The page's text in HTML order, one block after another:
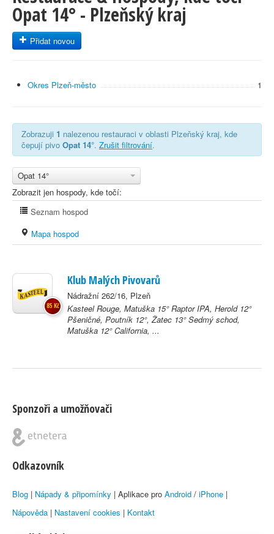
Opat 14° - Plzeňský kraj
Přidat novou
Okres Plzeň-město 1
Zobrazuji 1 nalezenou restauraci v oblasti Plzeňský kraj, kde
čepují pivo Opat 14°. Zrušit filtrování.
Opat 14°
Zobrazit jen hospody, kde točí:
Seznam hospod
Mapa hospod
Klub Malých Pivovarů
Nádražní 262/16, Plzeň
Kasteel Rouge, Matuška 15° Raptor IPA, Herold 12°
Pšeničné, Poutník 12°, Žatec 13° Sedmý schod,
Matuška 12° California, ...
85 Kč
Sponzoři a umožňovači
Odkazovník
Blog | Nápady & připomínky | Aplikace pro Android / iPhone |
Nápověda | Nastavení cookies | Kontakt